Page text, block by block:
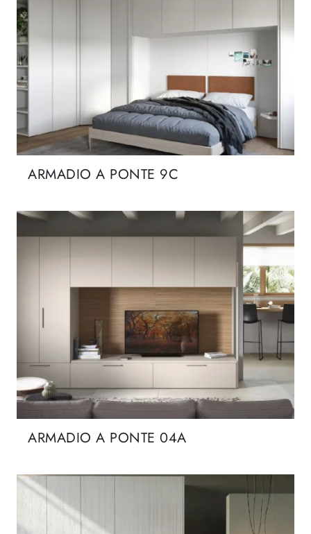
ARMADIO A PONTE 9C
ARMADIO A PONTE 04A